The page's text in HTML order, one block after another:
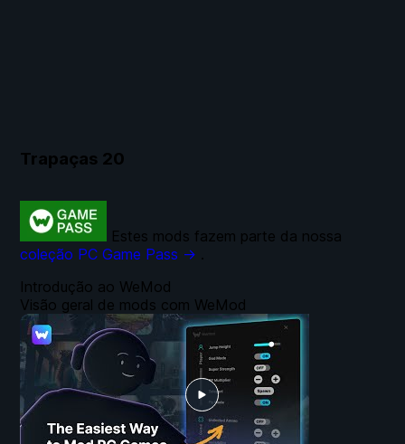
Trapaças 20
Introdução ao WeMod
Visão geral de mods com WeMod
Estes mods fazem parte da nossa
coleção PC Game Pass → .